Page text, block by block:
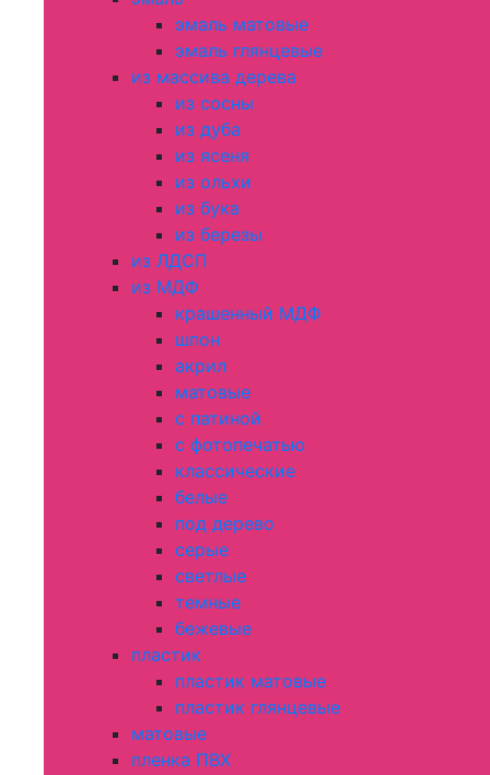
эмаль матовые
эмаль глянцевые
из массива дерева
из сосны
из дуба
из ясеня
из ольхи
из бука
из березы
из ЛДСП
из МДФ
крашенный МДФ
шпон
акрил
матовые
с патиной
с фотопечатью
классические
белые
под дерево
серые
светлые
темные
бежевые
пластик
пластик матовые
пластик глянцевые
матовые
пленка ПВХ